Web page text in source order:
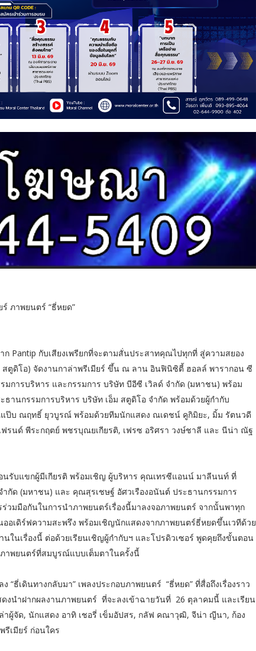
ภาพยนตร์ “ธี่หยด”
Pantip กับเสียงเพรียกที่จะตามสั่นประสาทคุณไปทุกที่ สู่ความสยอง
สตูดิโอ) จัดงานกาล่าพรีเมียร์ ขึ้น ณ ลาน อินฟินิซิตี้ ฮอลล์ พารากอน ซี
ารบริหาร และกรรมการ บริษัท บีอีซี เวิลด์ จำกัด (มหาชน) พร้อม
านกรรมการบริหาร บริษัท เอ็ม สตูดิโอ จำกัด พร้อมด้วยผู้กำกับ
บ ณฤทธิ์ ยุวบูรณ์ พร้อมด้วยทีมนักแสดง ณเดชน์ คูกิมิยะ, มิ้ม รัตนวดี
รนด์ พีระกฤตย์ พชรบุณยเกียรติ, เฟรซ อริศรา วงษ์ชาลี และ นีน่า ณัฐ
อนรับแขกผู้มีเกียรติ พร้อมเชิญ ผู้บริหาร คุณเทรซีแอนน์ มาลีนนท์ ที่
กัด (มหาชน) และ คุณสุรเชษฐ์ อัศวเรืองอนันต์ ประธานกรรมการ
วมมือกันในการนำภาพยนตร์เรื่องนี้มาลงจอภาพยนตร์ จากนั้นพาทุก
อเดิร์ฟความสะพรึง พร้อมเชิญนักแสดงจากภาพยนตร์ธี่หยดขึ้นเวทีด้วย
ในเรื่องนี้ ต่อด้วยเรียนเชิญผู้กำกับฯ และโปรดิวเซอร์ พูดคุยถึงขั้นตอน
าพยนตร์ที่สมบูรณ์แบบเต็มตาในครั้งนี้
“ธี่เดินทางกลับมา” เพลงประกอบภาพยนตร์ “ธี่หยด” ที่สื่อถึงเรื่องราว
งนำฝากผลงานภาพยนตร์ ที่จะลงเข้าฉายวันที่ 26 ตุลาคมนี้ และเรียน
าผู้จัด, นักแสดง อาทิ เชอรี่ เข็มอัปสร, กลัฟ คณาวุฒิ, จีน่า ญีนา, ก้อง
เมียร์ ก่อนใคร